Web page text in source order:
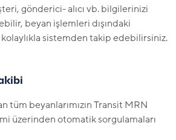
gönderici- alıcı vb. bilgilerinizi
beyan işlemleri dışındaki
sistemden takip edebilirsiniz.
tüm beyanlarımızın Transit MRN
üzerinden otomatik sorgulamaları